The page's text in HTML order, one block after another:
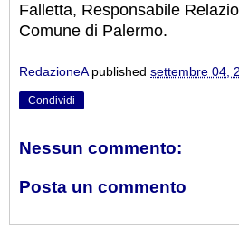
Falletta, Responsabile
Comune di Palermo.
RedazioneA published settembre 04,
Condividi
Nessun commento:
Posta un commento